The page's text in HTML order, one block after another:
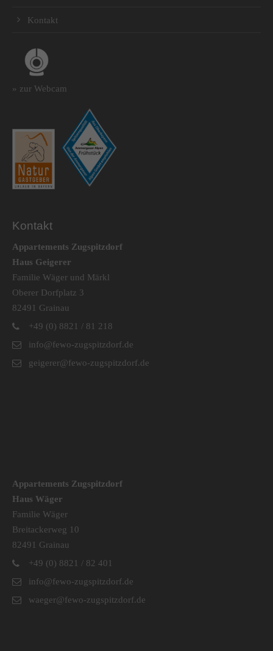
Kontakt
» zur Webcam
Kontakt
Appartements Zugspitzdorf
Haus Geigerer
Familie Wäger und Märkl
Oberer Dorfplatz 3
82491 Grainau
+49 (0) 8821 / 81 218
info@fewo-zugspitzdorf.de
geigerer@fewo-zugspitzdorf.de
Appartements Zugspitzdorf
Haus Wäger
Familie Wäger
Breitackerweg 10
82491 Grainau
+49 (0) 8821 / 82 401
info@fewo-zugspitzdorf.de
waeger@fewo-zugspitzdorf.de